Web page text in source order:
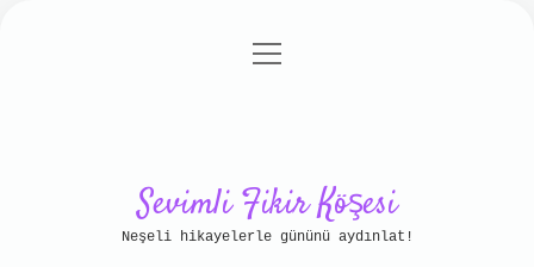
Gizlilik Politikası
menüyü
Sevimli Fikir Köşesi
Neşeli hikayelerle gününü aydınlat!